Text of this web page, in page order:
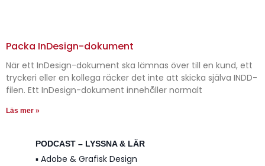
PODCAST – LYSSNA & LÄR
▪️ Adobe & Grafisk Design
Packa InDesign-dokument
När ett InDesign-dokument ska lämnas över till en kund, ett
tryckeri eller en kollega räcker det inte att skicka själva INDD-
filen. Ett InDesign-dokument innehåller normalt
Läs mer »